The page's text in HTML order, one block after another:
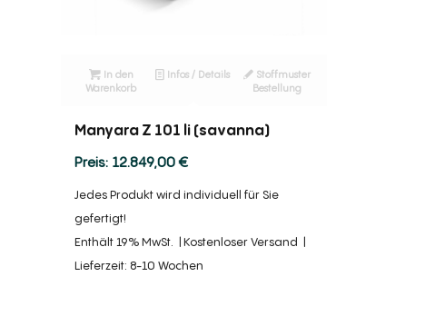
In den
Warenkorb
Infos / Details
Stoffmuster
Bestellung
Manyara Z 101 li (savanna)
12.849,00€
Jedes Produkt wird individuell für Sie
gefertigt!
Enthält 19% MwSt.
Kostenloser Versand
Lieferzeit: 8-10 Wochen